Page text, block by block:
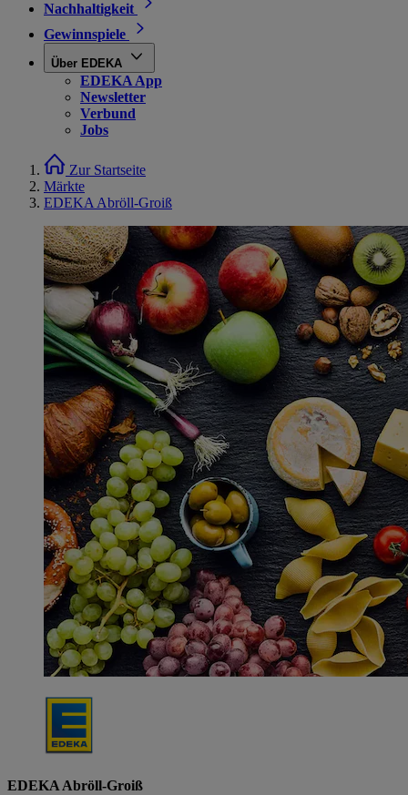
Nachhaltigkeit
Gewinnspiele
Über EDEKA
EDEKA App
Newsletter
Verbund
Jobs
Zur Startseite
Märkte
EDEKA Abröll-Groiß
EDEKA Abröll-Groiß